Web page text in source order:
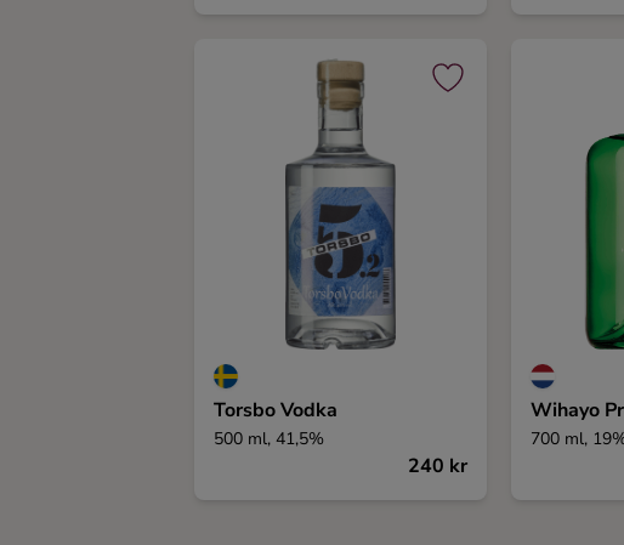
Torsbo Vodka
500 ml, 41,5%
240 kr
Wihayo
700 ml,